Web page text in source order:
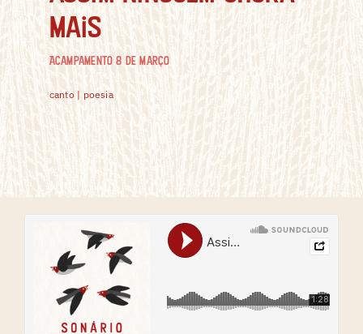
mais
Acampamento 8 de Março
canto | poesia